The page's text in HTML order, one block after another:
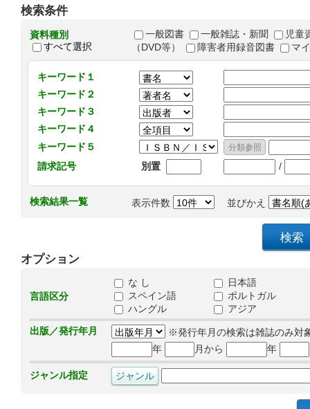
検索条件
資料種別
すべて選択
一般図書 一般雑誌・新聞
児童
（DVD等）
障害者用録音図書 マ
キーワード１
キーワード２
キーワード３
キーワード４
キーワード５
請求記号
別置 /
検索結果一覧 表示件数 並びかえ
オプション
言語区分
な し
日本語
スペイン語
ポルトガル
ハングル
アジア
出版／発行年月
※発行年月の検索は雑誌のみ対
年
月から 年
ジャンル指定